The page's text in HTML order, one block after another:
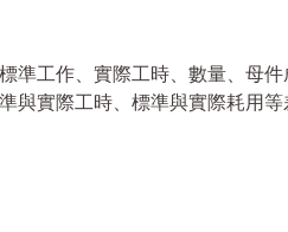
準工作、實際工時、數量、母
實際工時、標準與實際耗用等